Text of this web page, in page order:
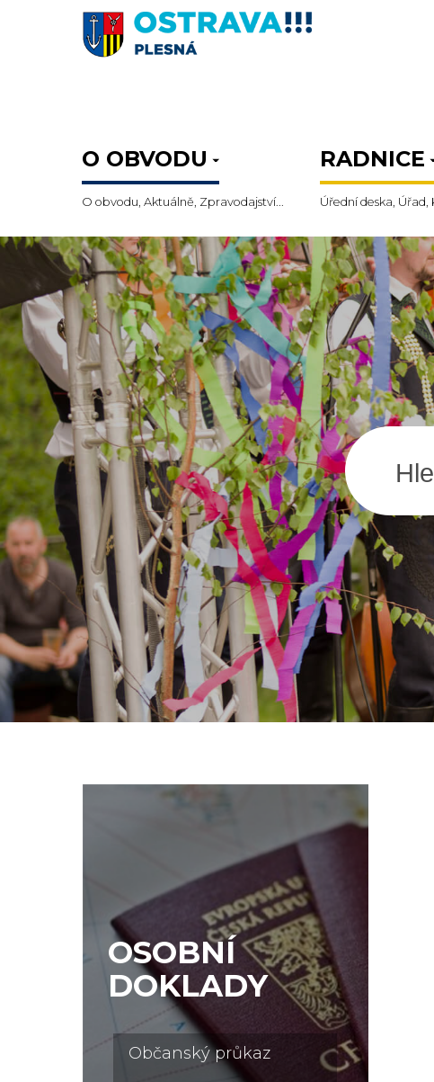
O OBVODU
O obvodu, Aktuálně, Zpravodajství...
RADNICE
Úřední deska, Úřad,
OSOBNÍ
DOKLADY
Občanský průkaz